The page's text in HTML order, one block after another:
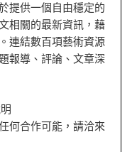
提供一個自由穩定的
相關的最新資訊，藉
連結數百項藝術資源
報導、評論、文章深
何合作可能，請洽來